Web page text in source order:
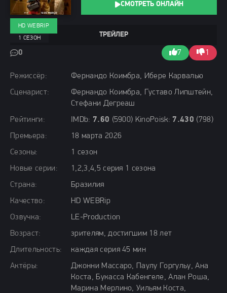
Режиссёр:
Фернандо Коимбра, Ибере Карвалью
Сценарист:
Фернандо Коимбра, Густаво Липштейн,
Стефани Дегреаш
Рейтинги:
IMDb: 7.60 (5900) KinoPoisk: 7.430 (798)
Премьера:
18 марта 2026
Сезоны:
1 сезон
Новые серии:
1,2,3,4,5 серия 1 сезона
Страна:
Бразилия
Качество:
HD WEBRip
Озвучка:
LE-Production
Возраст:
зрителям, достигшим 18 лет
Длительность:
каждая серия 45 мин
Актёры:
Джонни Массаро, Паулу Горгульу, Ана
Коста, Букасса Кабенгеле, Алан Роша,
Марина Мерлино, Уильям Коста,
ТРЕЙЛЕР
0 7 1
HD WEBRIP
1 СЕЗОН
СМОТРЕТЬ ОНЛАЙН